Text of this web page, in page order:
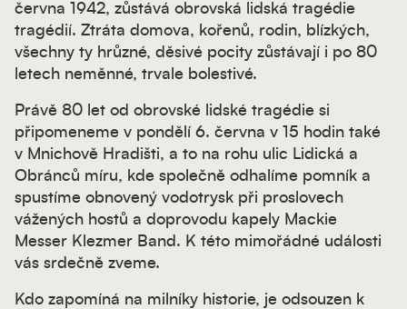
června 1942, zůstává obrovská lidská tragédie
tragédií. Ztráta domova, kořenů, rodin, blízkých,
všechny ty hrůzné, děsivé pocity zůstávají i po 80
letech neměnné, trvale bolestivé.
Právě 80 let od obrovské lidské tragédie si
připomeneme v pondělí 6. června v 15 hodin také
v Mnichově Hradišti, a to na rohu ulic Lidická a
Obránců míru, kde společně odhalíme pomník a
spustíme obnovený vodotrysk při proslovech
vážených hostů a doprovodu kapely Mackie
Messer Klezmer Band. K této mimořádné události
vás srdečně zveme.
Kdo zapomíná na milníky historie, je odsouzen k